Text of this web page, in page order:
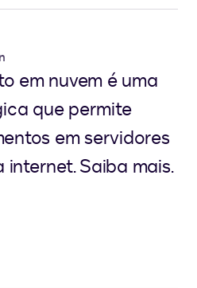
em nuvem é uma
que permite
em servidores
Saiba mais.